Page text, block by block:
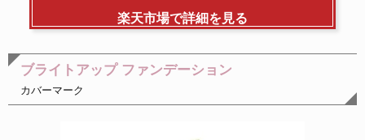
楽天市場で詳細を見る
ブライトアップ ファンデーション
カバーマーク